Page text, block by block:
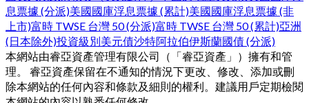
息票據 (分派)美國國庫浮息票據 (累計)美國國庫浮息票據 (非
上市)富時 TWSE 台灣 50 (分派)富時 TWSE 台灣 50 (累計)亞洲
(日本除外)投資級別美元債沙特阿拉伯伊斯蘭國債 (分派)
本網站由睿亞資產管理有限公司（「睿亞資產」）擁有和管
理。 睿亞資產保留在不通知的情況下更改、修改、添加或刪
除本網站的任何內容和條款及細則的權利。建議用戶定期檢閱